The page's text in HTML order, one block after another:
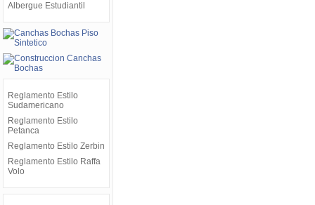
Albergue Estudiantil
Reglamento Estilo
Sudamericano
Reglamento Estilo
Petanca
Reglamento Estilo Zerbin
Reglamento Estilo Raffa
Volo